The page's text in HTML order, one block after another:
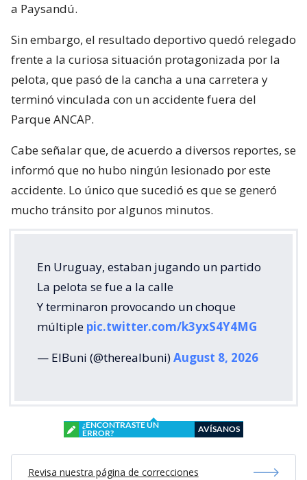
a Paysandú.
Sin embargo, el resultado deportivo quedó relegado
frente a la curiosa situación protagonizada por la
pelota, que pasó de la cancha a una carretera y
terminó vinculada con un accidente fuera del
Parque ANCAP.
Cabe señalar que, de acuerdo a diversos reportes, se
informó que no hubo ningún lesionado por este
accidente. Lo único que sucedió es que se generó
mucho tránsito por algunos minutos.
En Uruguay, estaban jugando un partido
La pelota se fue a la calle
Y terminaron provocando un choque
múltiple pic.twitter.com/k3yxS4Y4MG
— ElBuni (@therealbuni)August 8, 2026
¿ENCONTRASTE UN
ERROR?
AVÍSANOS
Revisa nuestra página de correcciones